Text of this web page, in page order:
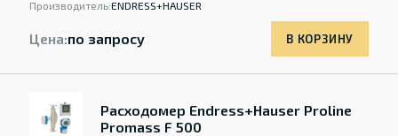
Производитель:ENDRESS+HAUSER
Цена:по запросу В КОРЗИНУ
Расходомер Endress+Hauser Proline
Promass F 500